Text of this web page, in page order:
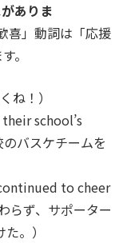
ありま
喜」動詞は「応援
。
ね！）
school’s
のバスケチームを
to cheer
らず、サポーター
。）